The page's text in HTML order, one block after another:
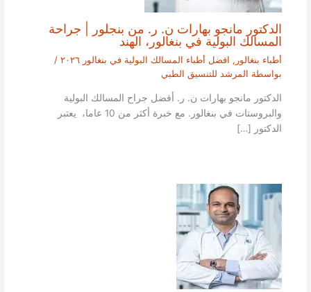
الدكتور مانجو بهارات ن. ر. من بنجلور | جراحة
المسالك البولية في بنغالور، الهند
أطباء بنغالور , افضل أطباء المسالك البولية في بنغالور ٢٠٢٦
/
بواسطة المرشد للتنسيق الطبي
الدكتور مانجو بهارات ن. ر. أفضل جراح المسالك البولية
والبروستات في بنغالور. مع خبرة أكثر من 10 عاما، يعتبر
الدكتور […]